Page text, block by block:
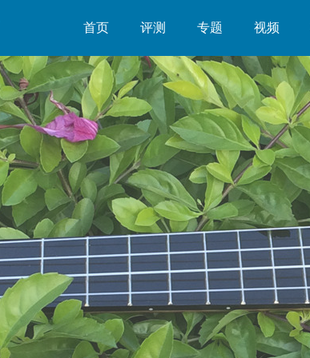
首页 评测 专题 视频